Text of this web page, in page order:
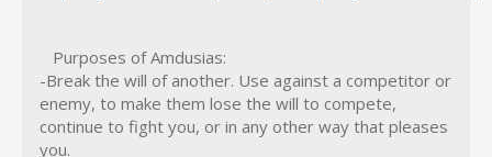
Purposes of Amdusias:
-Break the will of another. Use against a competitor or
enemy, to make them lose the will to compete,
continue to fight you, or in any other way that pleases
you.